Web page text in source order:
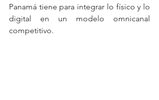
Panamá tiene para integrar lo físico y lo
digital en un modelo omnicanal
competitivo.